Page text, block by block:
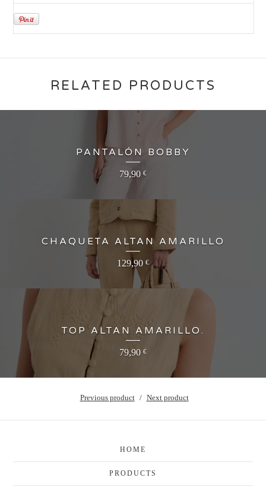
RELATED PRODUCTS
PANTALÓN BOBBY
79,90 €
CHAQUETA ALTAN AMARILLO
129,90 €
TOP ALTAN AMARILLO.
79,90 €
Previous product Next product
HOME
PRODUCTS